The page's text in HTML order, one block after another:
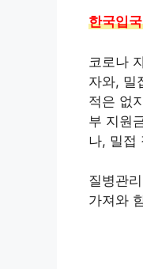
한국입
코로나
자와, 밀
적은 없
부 지원
나, 밀접
질병관
가져와